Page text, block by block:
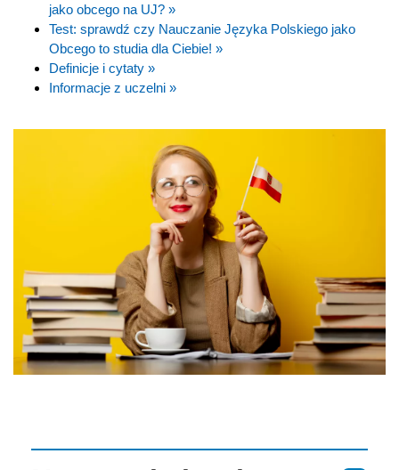
jako obcego na UJ? »
Test: sprawdź czy Nauczanie Języka Polskiego jako
Obcego to studia dla Ciebie! »
Definicje i cytaty »
Informacje z uczelni »